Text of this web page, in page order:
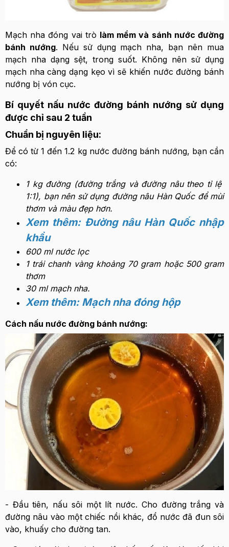
Mạch nha đóng vai trò làm mềm và sánh nước đường
bánh nướng. Nếu sử dụng mạch nha, bạn nên mua
mạch nha dạng sệt, trong suốt. Không nên sử dụng
mạch nha càng dạng kẹo vì sẽ khiến nước đường bánh
nướng bị vón cục.
Bí quyết nấu nước đường bánh nướng sử dụng
được chỉ sau 2 tuần
Chuẩn bị nguyên liệu:
Để có từ 1 đến 1.2 kg nước đường bánh nướng, bạn cần
có:
1 kg đường (đường trắng và đường nâu theo tỉ lệ
1:1), bạn nên sử dụng đường nâu Hàn Quốc để mùi
thơm và màu đẹp hơn.
Xem thêm: Đường nâu Hàn Quốc nhập
khẩu
600 ml nước lọc
1 trái chanh vàng khoảng 70 gram hoặc 500 gram
thơm
30 ml mạch nha.
Xem thêm: Mạch nha đóng hộp
Cách nấu nước đường bánh nướng:
- Đầu tiên, nấu sôi một lít nước. Cho đường trắng và
đường nâu vào một chiếc nồi khác, đổ nước đã đun sôi
vào, khuấy cho đường tan.